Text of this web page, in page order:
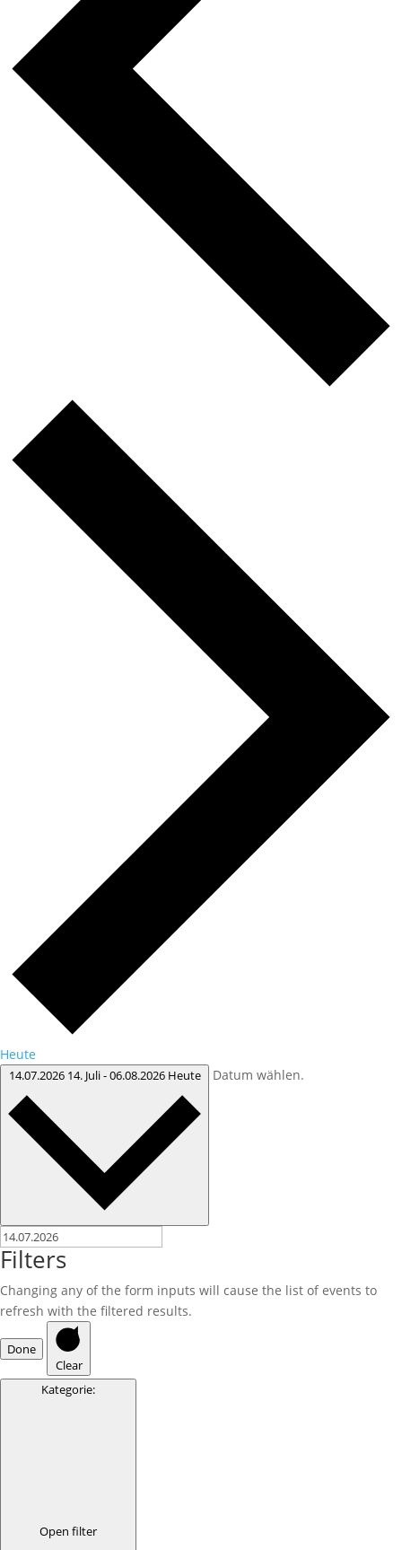
Heute
14.07.2026 14. Juli-06.08.2026 Heute Datum wählen.
Filters
Changing any of the form inputs will cause the list of events to
refresh with the filtered results.
Done
Clear
Kategorie:
Open filter